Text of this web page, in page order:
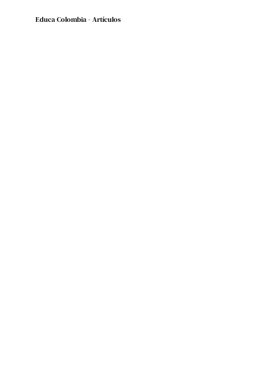
Educa Colombia - Artículos